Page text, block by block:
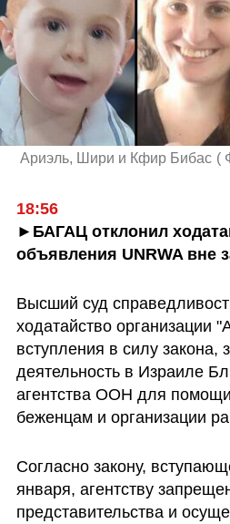
Ариэль, Шири и Кфир Бибас (
18:56
►БАГАЦ отклонил
объявления UNRWA вне
Высший суд
ходатайство организации
вступления в силу
деятельность в Израиле
агентства ООН для
беженцам и организации
Согласно закону,
января, агентству
представительства и